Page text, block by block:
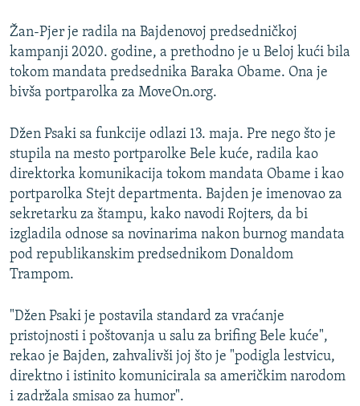
Žan-Pjer je radila na Bajdenovoj predsedničkoj
kampanji 2020. godine, a prethodno je u Beloj kući bila
tokom mandata predsednika Baraka Obame. Ona je
bivša portparolka za MoveOn.org.
Džen Psaki sa funkcije odlazi 13. maja. Pre nego što je
stupila na mesto portparolke Bele kuće, radila kao
direktorka komunikacija tokom mandata Obame i kao
portparolka Stejt departmenta. Bajden je imenovao za
sekretarku za štampu, kako navodi Rojters, da bi
izgladila odnose sa novinarima nakon burnog mandata
pod republikanskim predsednikom Donaldom
Trampom.
"Džen Psaki je postavila standard za vraćanje
pristojnosti i poštovanja u salu za brifing Bele kuće",
rekao je Bajden, zahvalivši joj što je "podigla lestvicu,
direktno i istinito komunicirala sa američkim narodom
i zadržala smisao za humor".